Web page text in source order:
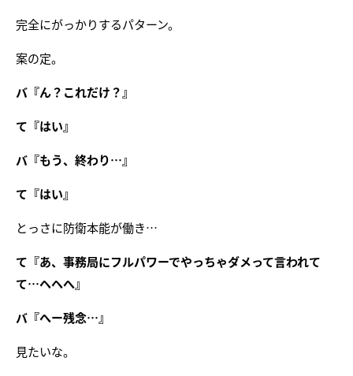
完全にがっかりするパターン。
案の定。
バ『ん？これだけ？』
て『はい』
バ『もう、終わり…』
て『はい』
とっさに防衛本能が働き…
て『あ、事務局にフルパワーでやっちゃダメって言われて
て…ヘヘへ』
バ『へー残念…』
見たいな。